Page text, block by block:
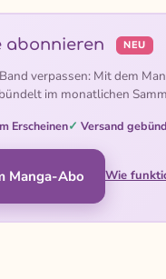
abonnieren NEU
verpassen: Mit dem
im monatlichen
Erscheinen Versand
Manga-Abo Wie